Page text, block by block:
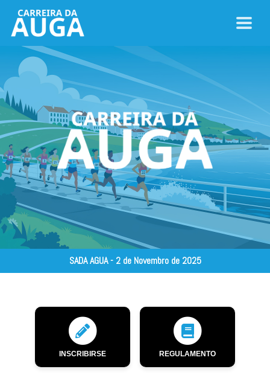
SADA AGUA - 2 de Novembro de 2025
INSCRIBIRSE REGULAMENTO